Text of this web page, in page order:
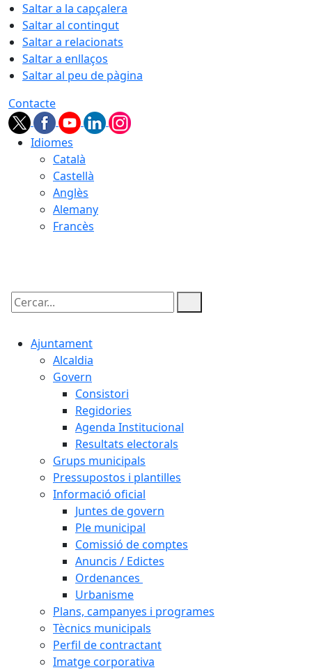
Saltar a la capçalera
Saltar al contingut
Saltar a relacionats
Saltar a enllaços
Saltar al peu de pàgina
Contacte
Idiomes
Català
Castellà
Anglès
Alemany
Francès
Cercar:
Ajuntament
Alcaldia
Govern
Consistori
Regidories
Agenda Institucional
Resultats electorals
Grups municipals
Pressupostos i plantilles
Informació oficial
Juntes de govern
Ple municipal
Comissió de comptes
Anuncis / Edictes
Ordenances
Urbanisme
Plans, campanyes i programes
Tècnics municipals
Perfil de contractant
Imatge corporativa